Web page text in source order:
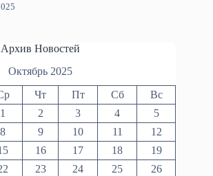
Архив Новостей
Октябрь 2025
Чт Пт Сб
Вс
1
2 3 4
5
8 9 10 11
12
16 17 18
19
23 24 25
26